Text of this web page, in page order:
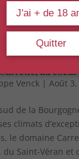
au
Venck| Août 3,
de la
climats
le domaine
du Saint-Véran et
J'ai + de 18
Quitter